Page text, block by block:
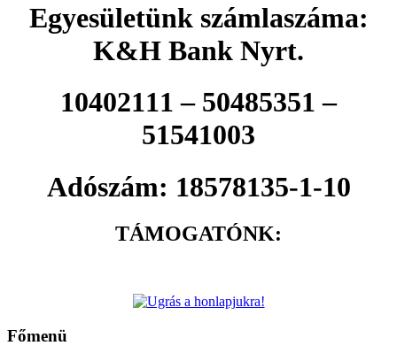
Egyesületünk számlaszáma:
K&H Bank Nyrt.
10402111 – 50485351 –
51541003
Adószám: 18578135-1-10
TÁMOGATÓNK:
Főmenü